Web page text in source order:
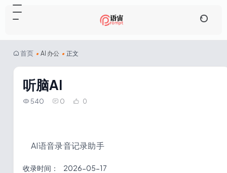
首页 • AI 办公 • 正文
听脑AI
540 0 0
AI语音录音记录助手
收录时间： 2026-05-17